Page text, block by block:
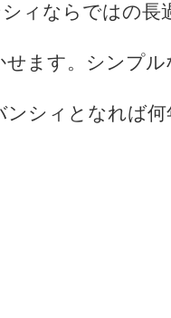
ィならではの
ます。シンプ
シィとなれば何